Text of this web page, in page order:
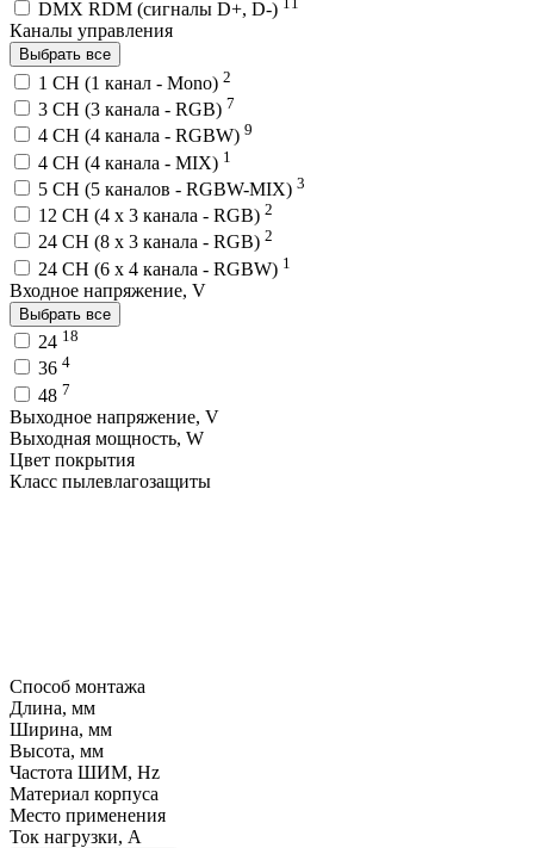
DMX RDM (сигналы D+, D-)
Каналы управления
Выбрать все
1 CH (1 канал - Mono) 2
3 CH (3 канала - RGB) 7
4 CH (4 канала - RGBW) 9
4 CH (4 канала - MIX) 1
5 CH (5 каналов - RGBW-MIX) 3
12 CH (4 x 3 канала - RGB) 2
24 CH (8 x 3 канала - RGB) 2
24 CH (6 x 4 канала - RGBW) 1
Входное напряжение, V
Выбрать все
24 18
36 4
48 7
Выходное напряжение, V
Выходная мощность, W
Цвет покрытия
Класс пылевлагозащиты
Способ монтажа
Длина, мм
Ширина, мм
Высота, мм
Частота ШИМ, Hz
Материал корпуса
Место применения
Ток нагрузки, A